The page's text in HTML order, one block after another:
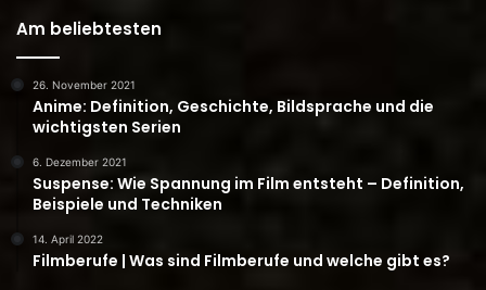
Am beliebtesten
26. November 2021
Anime: Definition, Geschichte, Bildsprache und die
wichtigsten Serien
6. Dezember 2021
Suspense: Wie Spannung im Film entsteht – Definition,
Beispiele und Techniken
14. April 2022
Filmberufe | Was sind Filmberufe und welche gibt es?